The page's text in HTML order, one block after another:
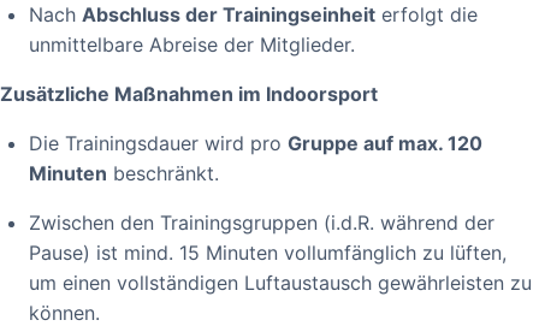
Nach Abschluss der Trainingseinheit erfolgt die
unmittelbare Abreise der Mitglieder.
Zusätzliche Maßnahmen im Indoorsport
Die Trainingsdauer wird pro Gruppe auf max. 120
Minuten beschränkt.
Zwischen den Trainingsgruppen (i.d.R. während der
Pause) ist mind. 15 Minuten vollumfänglich zu lüften,
um einen vollständigen Luftaustausch gewährleisten zu
können.